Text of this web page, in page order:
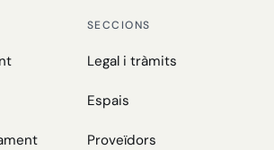
SECCIONS
Legal i tràmits
Espais
Proveïdors